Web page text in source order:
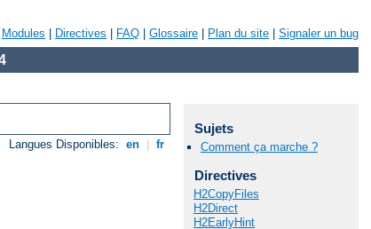
Modules Directives FAQ Glossaire Plan du site Signaler un bug
Langues Disponibles: en fr
Sujets
Comment ça marche ?
Directives
H2CopyFiles
H2Direct
H2EarlyHint